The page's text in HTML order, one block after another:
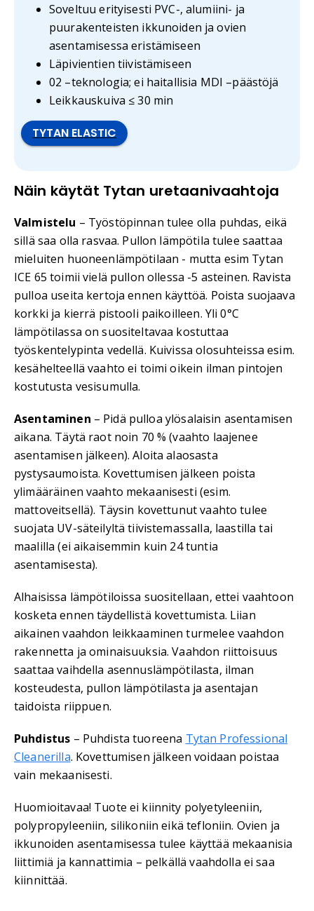
Soveltuu erityisesti PVC-, alumiini- ja
puurakenteisten ikkunoiden ja ovien
asentamisessa eristämiseen
Läpivientien tiivistämiseen
02 –teknologia; ei haitallisia MDI –päästöjä
Leikkauskuiva ≤ 30 min
TYTAN ELASTIC
Näin käytät Tytan uretaanivaahtoja
Valmistelu – Työstöpinnan tulee olla puhdas, eikä
sillä saa olla rasvaa. Pullon lämpötila tulee saattaa
mieluiten huoneenlämpötilaan - mutta esim Tytan
ICE 65 toimii vielä pullon ollessa -5 asteinen. Ravista
pulloa useita kertoja ennen käyttöä. Poista suojaava
korkki ja kierrä pistooli paikoilleen. Yli 0°C
lämpötilassa on suositeltavaa kostuttaa
työskentelypinta vedellä. Kuivissa olosuhteissa esim.
kesähelteellä vaahto ei toimi oikein ilman pintojen
kostutusta vesisumulla.
Asentaminen – Pidä pulloa ylösalaisin asentamisen
aikana. Täytä raot noin 70 % (vaahto laajenee
asentamisen jälkeen). Aloita alaosasta
pystysaumoista. Kovettumisen jälkeen poista
ylimääräinen vaahto mekaanisesti (esim.
mattoveitsellä). Täysin kovettunut vaahto tulee
suojata UV-säteilyltä tiivistemassalla, laastilla tai
maalilla (ei aikaisemmin kuin 24 tuntia
asentamisesta).
Alhaisissa lämpötiloissa suositellaan, ettei vaahtoon
kosketa ennen täydellistä kovettumista. Liian
aikainen vaahdon leikkaaminen turmelee vaahdon
rakennetta ja ominaisuuksia. Vaahdon riittoisuus
saattaa vaihdella asennuslämpötilasta, ilman
kosteudesta, pullon lämpötilasta ja asentajan
taidoista riippuen.
Puhdistus – Puhdista tuoreena Tytan Professional
Cleanerilla. Kovettumisen jälkeen voidaan poistaa
vain mekaanisesti.
Huomioitavaa! Tuote ei kiinnity polyetyleeniin,
polypropyleeniin, silikoniin eikä tefloniin. Ovien ja
ikkunoiden asentamisessa tulee käyttää mekaanisia
liittimiä ja kannattimia – pelkällä vaahdolla ei saa
kiinnittää.